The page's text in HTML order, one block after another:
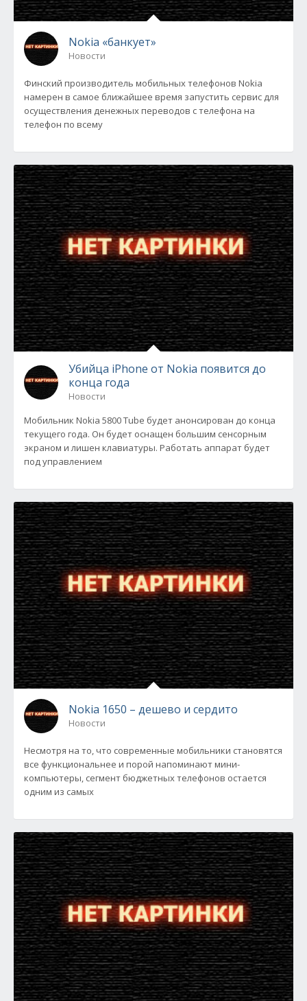
Nokia «банкует»
Новости
Финский производитель мобильных телефонов Nokia
намерен в самое ближайшее время запустить сервис для
осуществления денежных переводов с телефона на
телефон по всему
Убийца iPhone от Nokia появится до
конца года
Новости
Мобильник Nokia 5800 Tube будет анонсирован до конца
текущего года. Он будет оснащен большим сенсорным
экраном и лишен клавиатуры. Работать аппарат будет
под управлением
Nokia 1650 – дешево и сердито
Новости
Несмотря на то, что современные мобильники становятся
все функциональнее и порой напоминают мини-
компьютеры, сегмент бюджетных телефонов остается
одним из самых